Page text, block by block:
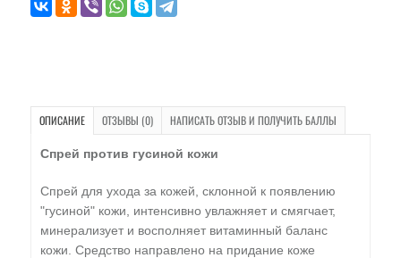
ОПИСАНИЕ ОТЗЫВЫ (0) НАПИСАТЬ ОТЗЫВ И ПОЛУЧИТЬ БАЛЛЫ
Спрей против гусиной кожи
Спрей для ухода за кожей, склонной к появлению
"гусиной" кожи, интенсивно увлажняет и смягчает,
минерализует и восполняет витаминный баланс
кожи. Средство направлено на придание коже